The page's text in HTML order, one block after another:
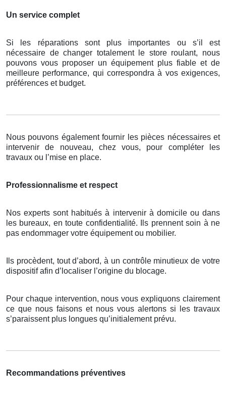
Un service complet
Si les réparations sont plus importantes ou s’il est
nécessaire de changer totalement le store roulant, nous
pouvons vous proposer un équipement plus fiable et de
meilleure performance, qui correspondra à vos exigences,
préférences et budget.
Nous pouvons également fournir les pièces nécessaires et
intervenir de nouveau, chez vous, pour compléter les
travaux ou l’mise en place.
Professionnalisme et respect
Nos experts sont habitués à intervenir à domicile ou dans
les bureaux, en toute confidentialité. Ils prennent soin à ne
pas endommager votre équipement ou mobilier.
Ils procèdent, tout d’abord, à un contrôle minutieux de votre
dispositif afin d’localiser l’origine du blocage.
Pour chaque intervention, nous vous expliquons clairement
ce que nous faisons et nous vous alertons si les travaux
s’paraissent plus longues qu’initialement prévu.
Recommandations préventives